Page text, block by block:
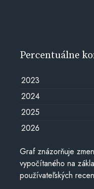
Percentuálne
2023
2024
2025
2026
Graf znázorňuje
vypočítaného na
používateľských